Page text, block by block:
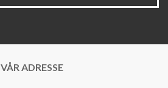
VÅR ADRESSE